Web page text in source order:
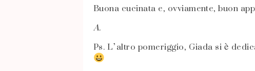
Buona cucinata e, ovviamente, buon
A.
Ps. L’altro pomeriggio, Giada si è